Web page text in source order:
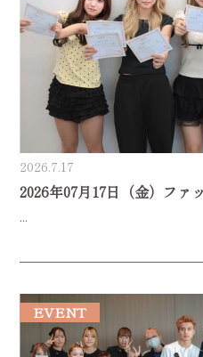
2026.7.17
2026年07月17日（金）ファ
...
EVENT